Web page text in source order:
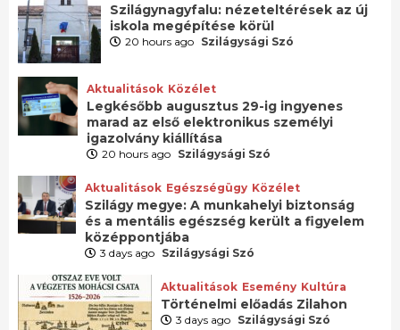
Szilágynagyfalu: nézeteltérések az új
iskola megépítése körül
20 hours ago Szilágysági Szó
Aktualitások Közélet
Legkésőbb augusztus 29-ig ingyenes
marad az első elektronikus személyi
igazolvány kiállítása
20 hours ago Szilágysági Szó
Aktualitások Egészségügy Közélet
Szilágy megye: A munkahelyi biztonság
és a mentális egészség került a figyelem
középpontjába
3 days ago Szilágysági Szó
Aktualitások Esemény Kultúra
Történelmi előadás Zilahon
3 days ago Szilágysági Szó